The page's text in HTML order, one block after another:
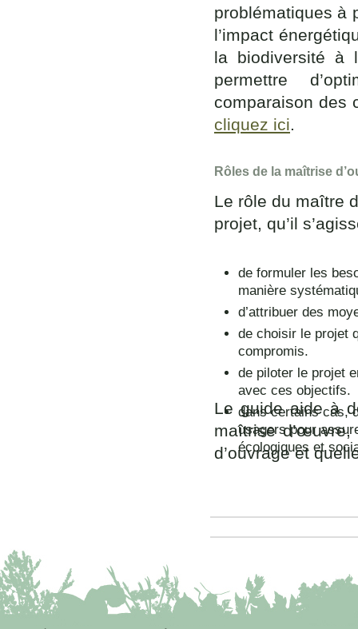
problématiques à
l’impact
la biodiversité à
permettre
comparaison des
cliquez ici.
Rôles de la maîtrise
Le rôle du maître
projet, qu’il
de formuler les
manière
d’attribuer des
de choisir le projet
compromis.
de piloter le projet
avec ces objectifs.
dans certains cas,
usagers pour
écologiques et
Le guide aide à
maîtrise
d’ouvrage et